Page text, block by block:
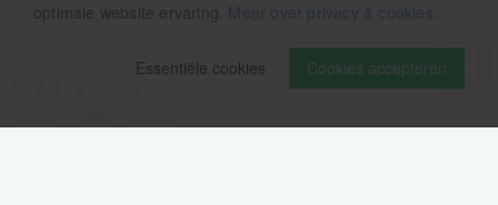
optimale website ervaring. Meer over privacy & cookies
Cookies accepteren
Essentiële cookies